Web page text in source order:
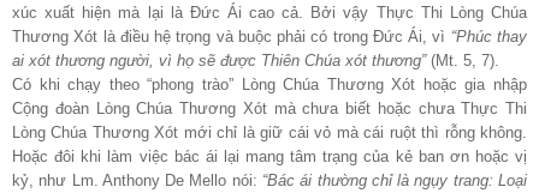
xúc xuất hiện mà lại là Đức Ái cao cả. Bởi vậy Thực Thi Lòng Chúa
Thương Xót là điều hệ trọng và buộc phải có trong Đức Ái, vì “Phúc thay
ai xót thương người, vì họ sẽ được Thiên Chúa xót thương”(Mt. 5, 7).
Có khi chạy theo “phong trào” Lòng Chúa Thương Xót hoặc gia nhập
Cộng đoàn Lòng Chúa Thương Xót mà chưa biết hoặc chưa Thực Thi
Lòng Chúa Thương Xót mới chỉ là giữ cái vỏ mà cái ruột thì rỗng không.
Hoặc đôi khi làm việc bác ái lại mang tâm trạng của kẻ ban ơn hoặc vị
kỷ, như Lm. Anthony De Mello nói: “Bác ái thường chỉ là ngụy trang: Loại